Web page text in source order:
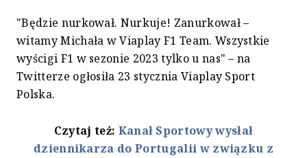
"Będzie nurkował. Nurkuje! Zanurkował –
witamy Michała w Viaplay F1 Team. Wszystkie
wyścigi F1 w sezonie 2023 tylko u nas" – na
Twitterze ogłosiła 23 stycznia Viaplay Sport
Polska.
Czytaj też: Kanał Sportowy wysłał
dziennikarza do Portugalii w związku z